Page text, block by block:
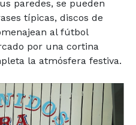
paredes, se pueden
típicas, discos de
al fútbol
por una cortina
la atmósfera festiva.